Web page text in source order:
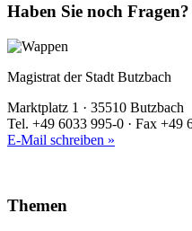
Haben Sie noch Fragen?
Magistrat der Stadt Butzbach
Marktplatz 1 · 35510 Butzbach
Tel. +49 6033 995-0 · Fax +49
E-Mail schreiben »
Themen